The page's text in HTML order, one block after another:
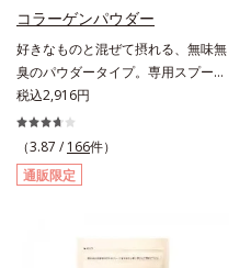
コラーゲンパウダー
好きなものと混ぜて摂れる、無味無
臭のパウダータイプ。専用スプーン
1杯で、ハリと弾力のある毎日に欠
かせない「コラーゲン」5,000㎎を
手軽に摂れる美容パウダーです。無
味無臭で飲み物や料理に影響がな
く、冷たい飲み物にも簡単に溶ける
税込2,916円
（3.87 / 166件）
通販限定